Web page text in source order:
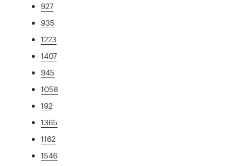
927
935
1223
1407
945
1058
192
1365
1162
1546